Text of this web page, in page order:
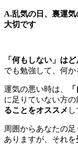
A.乱気の日、裏運
大切です
「何もしない」は
でも勉強して、何か
運気の悪い時は、
に足りていない方の
ることをオススメ し
周囲からあなたの
ありますが、それを